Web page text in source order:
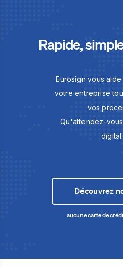
Rapide,
Eurosign vous
votre entreprise
vos
Qu'attendez-
digital
Découvrez
aucune carte de